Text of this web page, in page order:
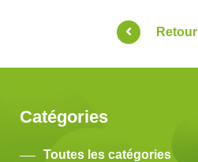
Retour
Catégories
Toutes les catégories